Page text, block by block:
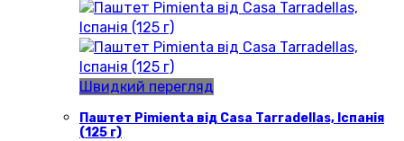
Швидкий перегляд
Паштет Pimienta від Casa Tarradellas, Іспанія
(125 г)